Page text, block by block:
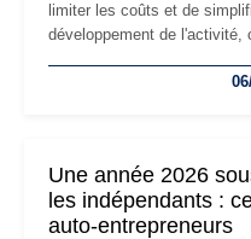
limiter les coûts et de
développement de l'activité,
professionnels,
Une année 2026
les indépendants :
auto-entrepreneurs